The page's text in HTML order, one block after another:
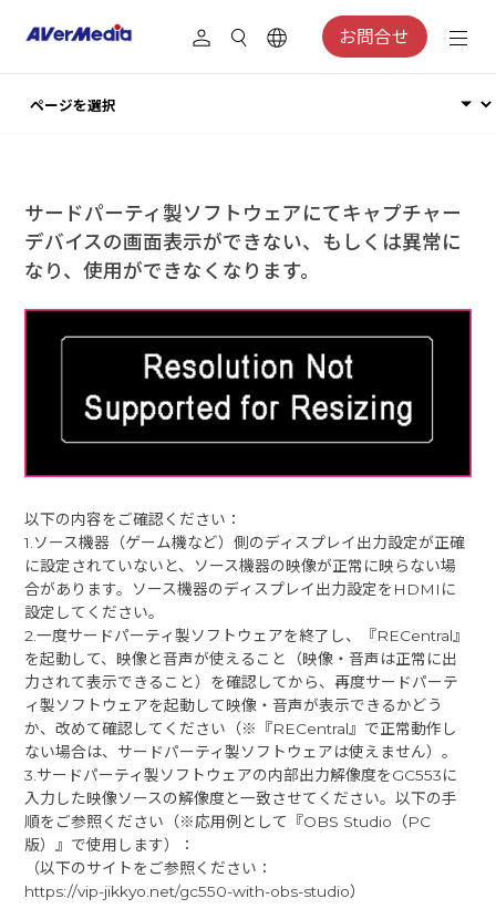
お問合せ
サードパーティ製ソフトウェアにてキャプチャー
デバイスの画面表示ができない、もしくは異常に
なり、使用ができなくなります。
以下の内容をご確認ください：
1.ソース機器（ゲーム機など）側のディスプレイ出力設定が正確
に設定されていないと、ソース機器の映像が正常に映らない場
合があります。ソース機器のディスプレイ出力設定をHDMIに
設定してください。
2.一度サードパーティ製ソフトウェアを終了し、『RECentral』
を起動して、映像と音声が使えること（映像・音声は正常に出
力されて表示できること）を確認してから、再度サードパーテ
ィ製ソフトウェアを起動して映像・音声が表示できるかどう
か、改めて確認してください（※『RECentral』で正常動作し
ない場合は、サードパーティ製ソフトウェアは使えません）。
3.サードパーティ製ソフトウェアの内部出力解像度をGC553に
入力した映像ソースの解像度と一致させてください。以下の手
順をご参照ください（※応用例として『OBS Studio（PC
版）』で使用します）：
（以下のサイトをご参照ください：
https://vip-jikkyo.net/gc550-with-obs-studio）